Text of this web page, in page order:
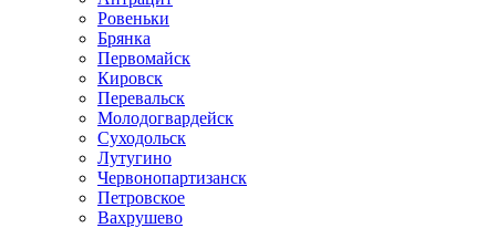
Ровеньки
Брянка
Первомайск
Кировск
Перевальск
Молодогвардейск
Суходольск
Лутугино
Червонопартизанск
Петровское
Вахрушево